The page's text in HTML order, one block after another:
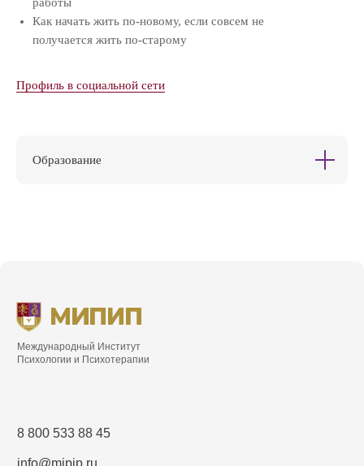
Как начать жить по-новому, если совсем не
получается жить по-старому
Профиль в социальной сети
Образование
Международный Институт
Психологии и Психотерапии
8 800 533 88 45